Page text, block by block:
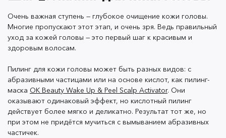
жирной кожи головы пилинг можно использовать
один или даже два раза в неделю, а для сухой или
чувствительной достаточно одного раза в две
Шаг 3. Шампунь для волос
Мытьё головы — самый простой и очевидный этап
ухода за волосами. Однако и тут многие совершают
Очень важная ступень — глубокое очищение кожи головы.
Многие пропускают этот этап, и очень зря. Ведь правильный
уход за кожей головы — это первый шаг к красивым и
здоровым волосам.
Пилинг для кожи головы может быть разных видов: с
абразивными частицами или на основе кислот, как пилинг-
маска OK Beauty Wake Up & Peel Scalp Activator. Они
оказывают одинаковый эффект, но кислотный пилинг
действует более мягко и деликатно. Результат тот же, но
при этом не придётся мучиться с вымыванием абразивных
частичек.